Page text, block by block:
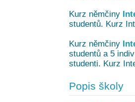
Kurz němčiny
studentů. Kurz
Kurz němčiny
studentů a 5
studenti. Kurz
Popis školy